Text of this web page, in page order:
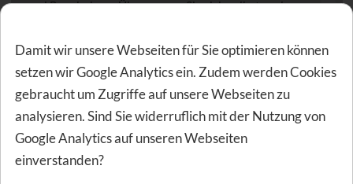
und Prophylaxe. Überzeugen Sie sich selbst und
Geburtsdatum
Damit wir unsere Webseiten für Sie optimieren können
setzen wir Google Analytics ein. Zudem werden Cookies
gebraucht um Zugriffe auf unsere Webseiten zu
analysieren. Sind Sie widerruflich mit der Nutzung von
Google Analytics auf unseren Webseiten
einverstanden?